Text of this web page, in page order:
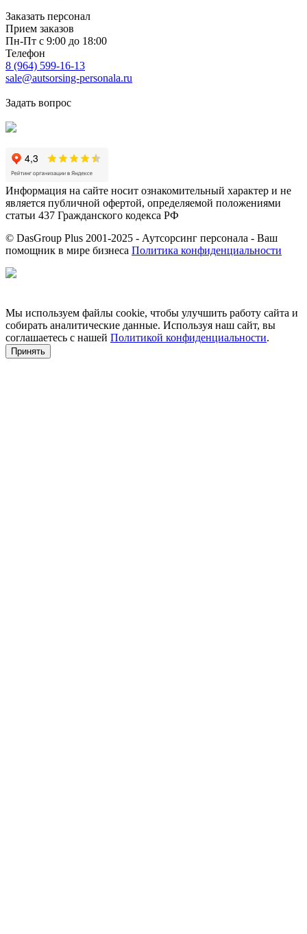
Заказать персонал
Прием заказов
Пн-Пт с 9:00 до 18:00
Телефон
8 (964) 599-16-13
sale@autsorsing-personala.ru
Задать вопрос
Информация на сайте носит ознакомительный характер и не
является публичной офертой, определяемой положениями
статьи 437 Гражданского кодекса РФ
© DasGroup Plus 2001-2025 - Аутсорсинг персонала - Ваш
помощник в мире бизнеса Политика конфиденциальности
Мы используем файлы cookie, чтобы улучшить работу сайта и
собирать аналитические данные. Используя наш сайт, вы
соглашаетесь с нашей Политикой конфиденциальности.
Принять